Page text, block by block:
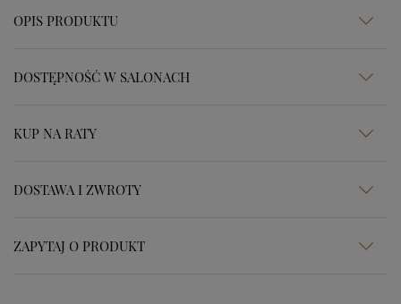
OPIS PRODUKTU
DOSTĘPNOŚĆ W SALONACH
KUP NA RATY
DOSTAWA I ZWROTY
ZAPYTAJ O PRODUKT